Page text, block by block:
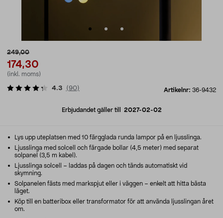
249,00
174,30
(inkl. moms)
Artikelnr: 36-9432
4.3 (90)
Erbjudandet gäller till 2027-02-02
Lys upp uteplatsen med 10 färgglada runda lampor på en ljusslinga.
Ljusslinga med solcell och färgade bollar (4,5 meter) med separat
solpanel (3,5 m kabel).
Ljusslinga solcell – laddas på dagen och tänds automatiskt vid
skymning.
Solpanelen fästs med markspjut eller i väggen – enkelt att hitta bästa
läget.
Köp till en batteribox eller transformator för att använda ljusslingan året
om.